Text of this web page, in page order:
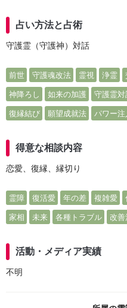
占い方法と占術
守護霊（守護神）対話
前世 守護魂改法 霊視 浄霊
神降ろし 如来の加護 守護霊対
復縁結び 願望成就法 パワー注
得意な相談内容
恋愛、復縁、縁切り
霊障 復活愛 年の差 複雑愛
家相 未来 各種トラブル 改善
活動・メディア実績
不明